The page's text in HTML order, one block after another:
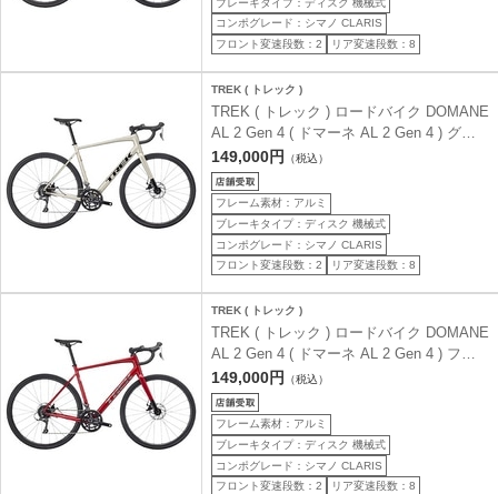
ブレーキタイプ：ディスク 機械式
コンポグレード：シマノ CLARIS
フロント変速段数：2
リア変速段数：8
TREK ( トレック )
TREK ( トレック ) ロードバイク DOMANE
AL 2 Gen 4 ( ドマーネ AL 2 Gen 4 ) グロ
ス スーパーノヴァ 54 ( 身長目安175cm前
後 )
149,000円 （税込）
フレーム素材：アルミ
ブレーキタイプ：ディスク 機械式
コンポグレード：シマノ CLARIS
フロント変速段数：2
リア変速段数：8
TREK ( トレック )
TREK ( トレック ) ロードバイク DOMANE
AL 2 Gen 4 ( ドマーネ AL 2 Gen 4 ) フュ
ーリー レッド 52 ( 身長目安170cm前後 )
149,000円 （税込）
フレーム素材：アルミ
ブレーキタイプ：ディスク 機械式
コンポグレード：シマノ CLARIS
フロント変速段数：2
リア変速段数：8